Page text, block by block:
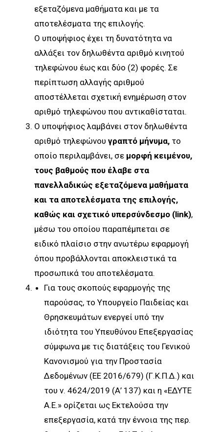
εξεταζόμενα μαθήματα και με τα
αποτελέσματα της επιλογής.
Ο υποψήφιος έχει τη δυνατότητα να
αλλάξει τον δηλωθέντα αριθμό κινητού
τηλεφώνου έως και δύο (2) φορές. Σε
περίπτωση αλλαγής αριθμού
αποστέλλεται σχετική ενημέρωση στον
αριθμό τηλεφώνου που αντικαθίσταται.
Ο υποψήφιος λαμβάνει στον δηλωθέντα
αριθμό τηλεφώνου γραπτό μήνυμα, το
οποίο περιλαμβάνει, σε μορφή κειμένου,
τους βαθμούς που έλαβε στα
πανελλαδικώς εξεταζόμενα μαθήματα
και τα αποτελέσματα της επιλογής,
καθώς και σχετικό υπερσύνδεσμο (link),
μέσω του οποίου παραπέμπεται σε
ειδικό πλαίσιο στην ανωτέρω εφαρμογή
όπου προβάλλονται αποκλειστικά τα
προσωπικά του αποτελέσματα.
Για τους σκοπούς εφαρμογής της
παρούσας, το Υπουργείο Παιδείας και
Θρησκευμάτων ενεργεί υπό την
ιδιότητα του Υπευθύνου Επεξεργασίας
σύμφωνα με τις διατάξεις του Γενικού
Κανονισμού για την Προστασία
Δεδομένων (ΕΕ 2016/679) (Γ.Κ.Π.Δ.) και
του ν. 4624/2019 (Α’ 137) και η «ΕΔΥΤΕ
Α.Ε.» ορίζεται ως Εκτελούσα την
επεξεργασία, κατά την έννοια της περ.